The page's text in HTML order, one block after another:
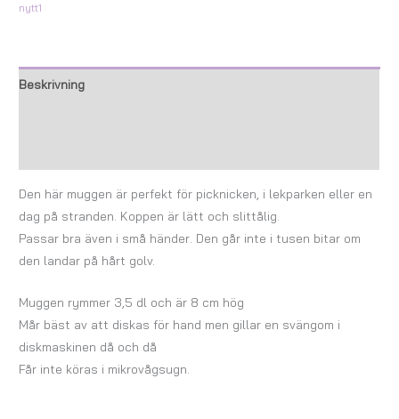
nytt1
Beskrivning
Den här muggen är perfekt för picknicken, i lekparken eller en
dag på stranden. Koppen är lätt och slittålig.
Passar bra även i små händer. Den går inte i tusen bitar om
den landar på hårt golv.
Muggen rymmer 3,5 dl och är 8 cm hög
Mår bäst av att diskas för hand men gillar en svängom i
diskmaskinen då och då
Får inte köras i mikrovågsugn.